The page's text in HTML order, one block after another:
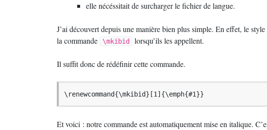
elle nécéssitait de surcharger le fichier de langue.
J’ai découvert depuis une manière bien plus simple. En effet, le
la commande
\mkibid lorsqu’ils les appellent.
Il suffit donc de rédéfinir cette commande.
\renewcommand{\mkibid}[1]{\emph{#1}}
Et voici : notre commande est automatiquement mise en italique.